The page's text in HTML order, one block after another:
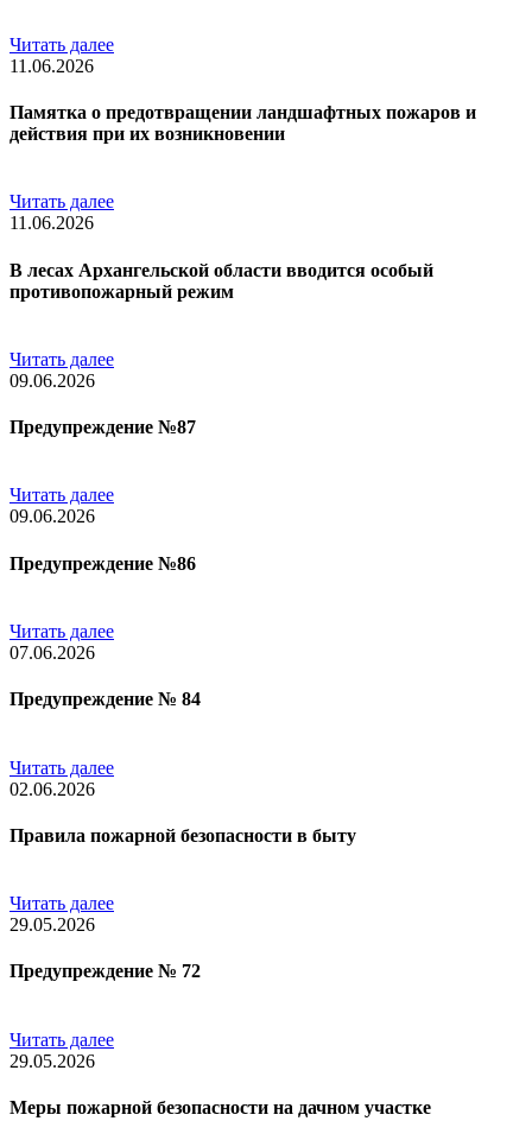
Читать далее
11.06.2026
Памятка о предотвращении ландшафтных пожаров и
действия при их возникновении
Читать далее
11.06.2026
В лесах Архангельской области вводится особый
противопожарный режим
Читать далее
09.06.2026
Предупреждение №87
Читать далее
09.06.2026
Предупреждение №86
Читать далее
07.06.2026
Предупреждение № 84
Читать далее
02.06.2026
Правила пожарной безопасности в быту
Читать далее
29.05.2026
Предупреждение № 72
Читать далее
29.05.2026
Меры пожарной безопасноcти на дачном участке